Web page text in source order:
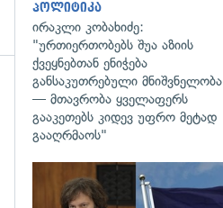
პოლიტიკა
ირაკლი კობახიძე:
"ურთიერთობებს შუა აზიის
ქვეყნებთან ენიჭება
განსაკუთრებული მნიშვნელობა
— მთავრობა ყველაფერს
გააკეთებს კიდევ უფრო მეტად
გააღრმაოს"